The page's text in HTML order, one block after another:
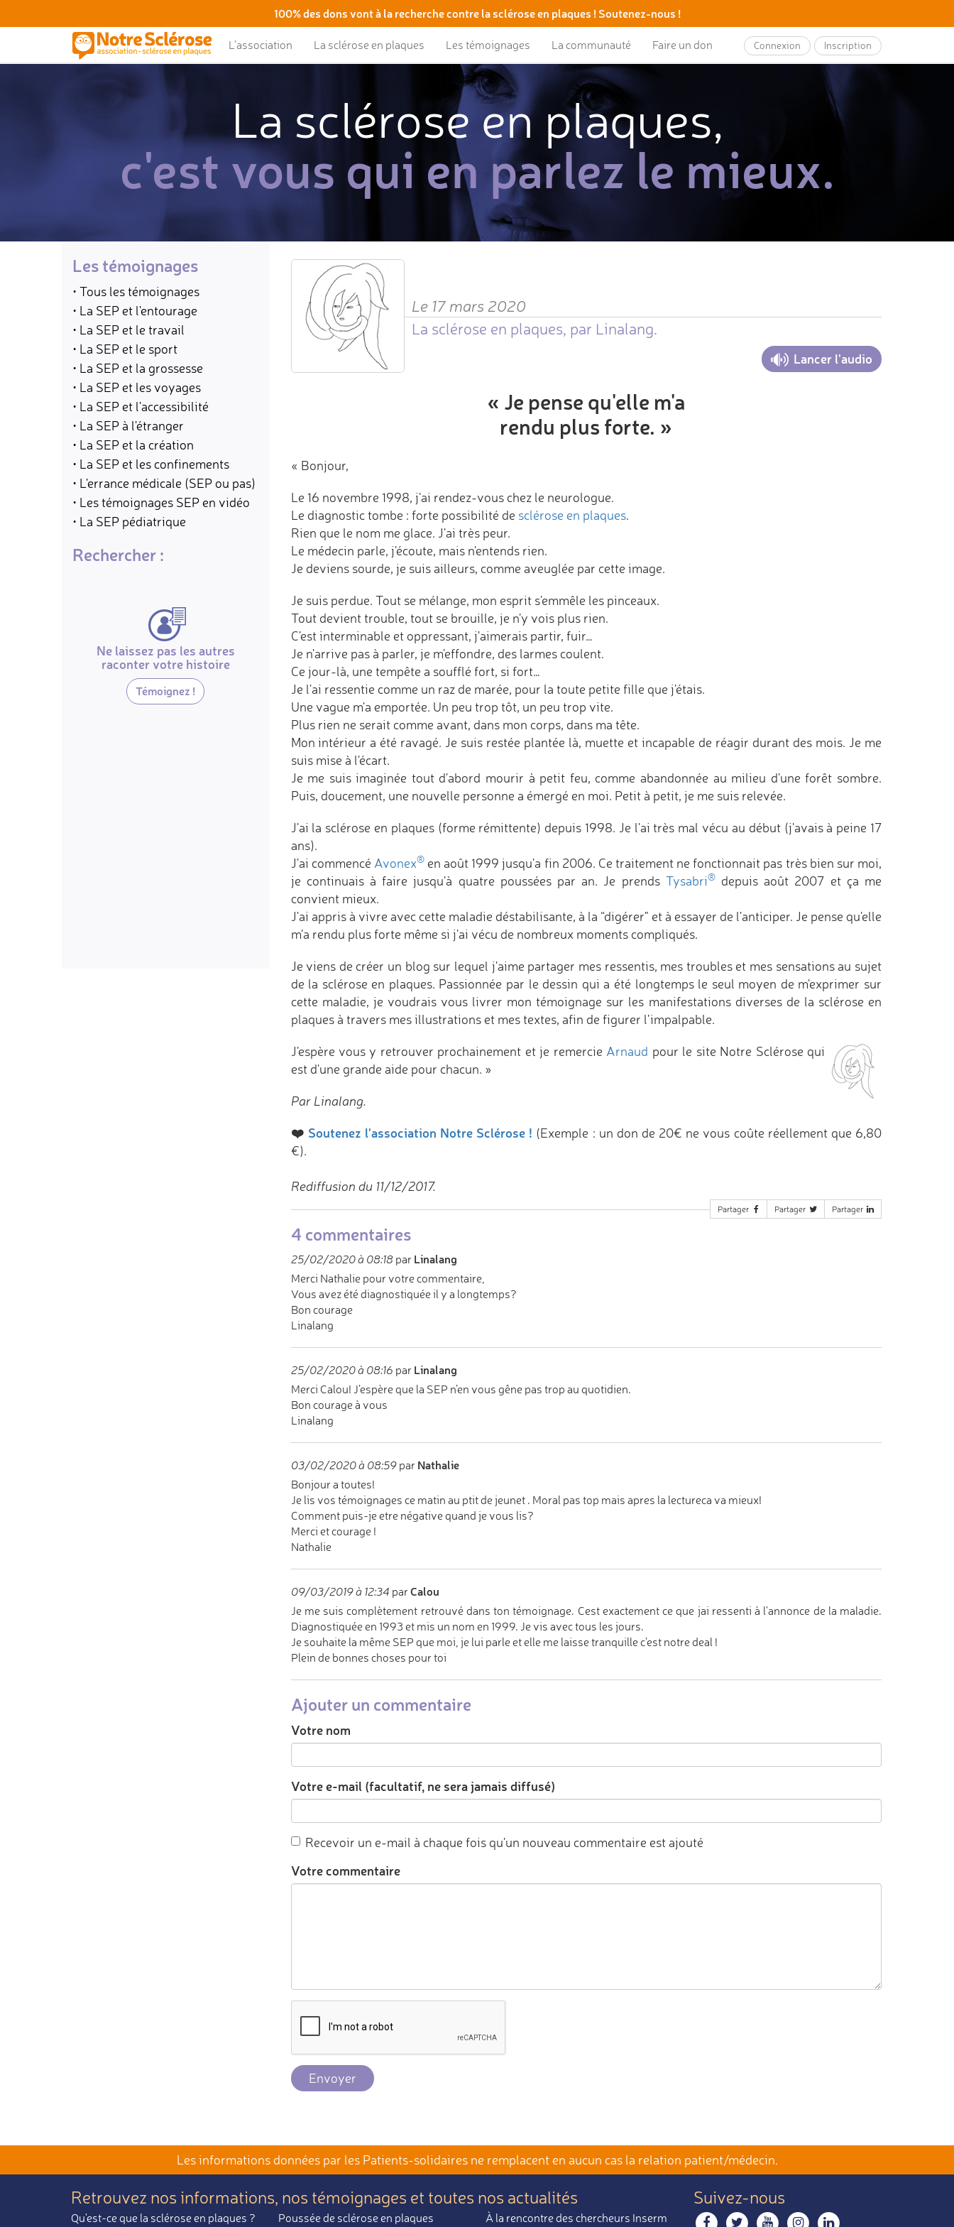
100% des dons vont à la recherche contre la sclérose en plaques ! Soutenez-nous !
L’association La sclérose en plaques Les témoignages La communauté Faire un don Connexion Inscription
La sclérose en plaques,
c'est vous qui en parlez le mieux.
Les témoignages
• Tous les témoignages
• La SEP et l'entourage
• La SEP et le travail
• La SEP et le sport
• La SEP et la grossesse
• La SEP et les voyages
• La SEP et l'accessibilité
• La SEP à l'étranger
• La SEP et la création
• La SEP et les confinements
• L'errance médicale (SEP ou pas)
• Les témoignages SEP en vidéo
• La SEP pédiatrique
Rechercher :
Ne laissez pas les autres
raconter votre histoire
Témoignez !
Le 17 mars 2020
La sclérose en plaques, par Linalang.
Lancer l'audio
« Je pense qu'elle m'a
rendu plus forte. »
« Bonjour,
Le 16 novembre 1998, j'ai rendez-vous chez le neurologue.
Le diagnostic tombe : forte possibilité de sclérose en plaques.
Rien que le nom me glace. J'ai très peur.
Le médecin parle, j'écoute, mais n'entends rien.
Je deviens sourde, je suis ailleurs, comme aveuglée par cette image.
Je suis perdue. Tout se mélange, mon esprit s'emmêle les pinceaux.
Tout devient trouble, tout se brouille, je n'y vois plus rien.
C'est interminable et oppressant, j'aimerais partir, fuir…
Je n'arrive pas à parler, je m'effondre, des larmes coulent.
Ce jour-là, une tempête a soufflé fort, si fort…
Je l'ai ressentie comme un raz de marée, pour la toute petite fille que j'étais.
Une vague m'a emportée. Un peu trop tôt, un peu trop vite.
Plus rien ne serait comme avant, dans mon corps, dans ma tête.
Mon intérieur a été ravagé. Je suis restée plantée là, muette et incapable de réagir durant des mois. Je me
suis mise à l'écart.
Je me suis imaginée tout d'abord mourir à petit feu, comme abandonnée au milieu d'une forêt sombre.
Puis, doucement, une nouvelle personne a émergé en moi. Petit à petit, je me suis relevée.
J'ai la sclérose en plaques (forme rémittente) depuis 1998. Je l'ai très mal vécu au début (j'avais à peine 17
ans).
J'ai commencé Avonex®en août 1999 jusqu'a fin 2006. Ce traitement ne fonctionnait pas très bien sur moi,
je continuais à faire jusqu'à quatre poussées par an. Je prends Tysabri®depuis août 2007 et ça me
convient mieux.
J'ai appris à vivre avec cette maladie déstabilisante, à la “digérer" et à essayer de l'anticiper. Je pense qu'elle
m'a rendu plus forte même si j'ai vécu de nombreux moments compliqués.
Je viens de créer un blog sur lequel j'aime partager mes ressentis, mes troubles et mes sensations au sujet
de la sclérose en plaques. Passionnée par le dessin qui a été longtemps le seul moyen de m'exprimer sur
cette maladie, je voudrais vous livrer mon témoignage sur les manifestations diverses de la sclérose en
plaques à travers mes illustrations et mes textes, afin de figurer l’impalpable.
J'espère vous y retrouver prochainement et je remercie Arnaud pour le site Notre Sclérose qui
est d'une grande aide pour chacun. »
Par Linalang.
❤️ Soutenez l'association Notre Sclérose ! (Exemple : un don de 20€ ne vous coûte réellement que 6,80
€).
Rediffusion du 11/12/2017.
Partager Partager Partager
4 commentaires
25/02/2020 à 08:18par Linalang
Merci Nathalie pour votre commentaire,
Vous avez été diagnostiquée il y a longtemps?
Bon courage
Linalang
25/02/2020 à 08:16 par Linalang
Merci Calou! J’espère que la SEP n’en vous gêne pas trop au quotidien.
Bon courage à vous
Linalang
03/02/2020 à 08:59par Nathalie
Bonjour a toutes!
Je lis vos témoignages ce matin au ptit de jeunet . Moral pas top mais apres la lectureca va mieux!
Comment puis-je etre négative quand je vous lis?
Merci et courage !
Nathalie
09/03/2019 à 12:34 par Calou
Je me suis complètement retrouvé dans ton témoignage. Cest exactement ce que jai ressenti à l'annonce de la maladie.
Diagnostiquée en 1993 et mis un nom en 1999. Je vis avec tous les jours.
Je souhaite la même SEP que moi, je lui parle et elle me laisse tranquille c'est notre deal !
Plein de bonnes choses pour toi
Ajouter un commentaire
Votre nom
Votre e-mail (facultatif, ne sera jamais diffusé)
Recevoir un e-mail à chaque fois qu'un nouveau commentaire est ajouté
Votre commentaire
Envoyer
Les informations données par les Patients-solidaires ne remplacent en aucun cas la relation patient/médecin.
Retrouvez nos informations, nos témoignages et toutes nos actualités
Qu'est-ce que la sclérose en plaques ? Poussée de sclérose en plaques À la rencontre des chercheurs Inserm
Suivez-nous